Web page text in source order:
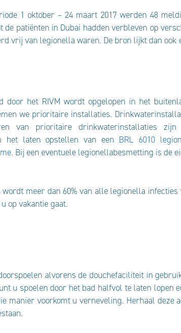
1 oktober – 24 maart 2017 werden 48
patiënten in Dubai hadden verbleven op
vrij van legionella waren. De bron lijkt dan
het RIVM wordt opgelopen in het
we prioritaire installaties.
van prioritaire drinkwaterinstallaties
het laten opstellen van een BRL 6010
. Bij een eventuele legionellabesmetting is de
meer dan 60% van alle legionella
op vakantie gaat.
alvorens de douchefaciliteit in
u spoelen door het bad halfvol te laten lopen
manier voorkomt u verneveling. Herhaal deze